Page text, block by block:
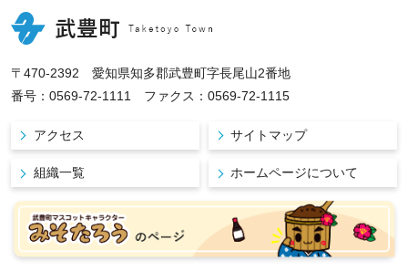
〒470-2392 愛知県知多郡武豊町字長尾山2番地
番号：0569-72-1111 ファクス：0569-72-1115
アクセス サイトマップ
組織一覧 ホームページについて